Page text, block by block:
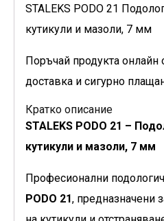
STALEKS PODO 21
кутикули и мазоли, 7 мм
Поръчай продукта онлайн
доставка и сигурно
Кратко описание
STALEKS PODO 21 –
кутикули и мазоли, 7 мм
Професионални
PODO 21, предназначени